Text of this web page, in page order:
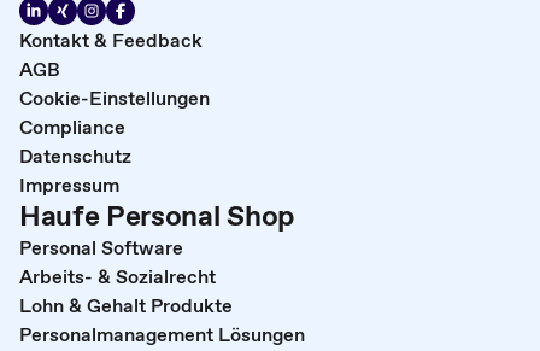
Kontakt & Feedback
AGB
Cookie-Einstellungen
Compliance
Datenschutz
Impressum
Haufe Personal Shop
Personal Software
Arbeits- & Sozialrecht
Lohn & Gehalt Produkte
Personalmanagement Lösungen